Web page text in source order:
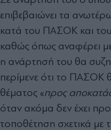
επιβεβαιώνει τα
κατά του ΠΑΣΟΚ και
καθώς όπως αναφέρει
η ανάρτησή του θα
περίμενε ότι το ΠΑΣΟΚ
θέματος «προς
όταν ακόμα δεν έχει
τοποθέτηση σχετικά